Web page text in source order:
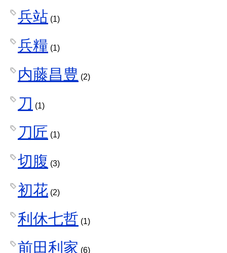
兵站 (1)
兵糧 (1)
内藤昌豊 (2)
刀 (1)
刀匠 (1)
切腹 (3)
初花 (2)
利休七哲 (1)
前田利家 (6)